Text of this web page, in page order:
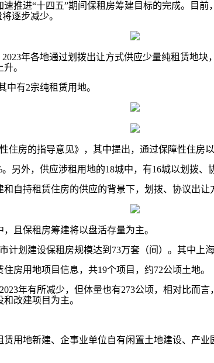
进“十四五”期间保租房筹建目标的完成。目前
逐步减少。
年各地通过划拨出让方式供应少量纯租赁地块
。
有2宗纯租赁用地。
房的指导意见》，其中提出，通过保障性住房以
外，供应涉租用地的18城中，有16城以划拨、
持租赁住房的供应的背景下，划拨、协议出让
且保租房筹建将以盘活存量为主。
划建设保租房规模达到73万套（间）。其中上
用地项目信息，共19个项目，约72公顷土地。
年有所减少，但体量也有273公顷，相对比而
改建项目为主。
地新建、企事业单位自有闲置土地建设、产业